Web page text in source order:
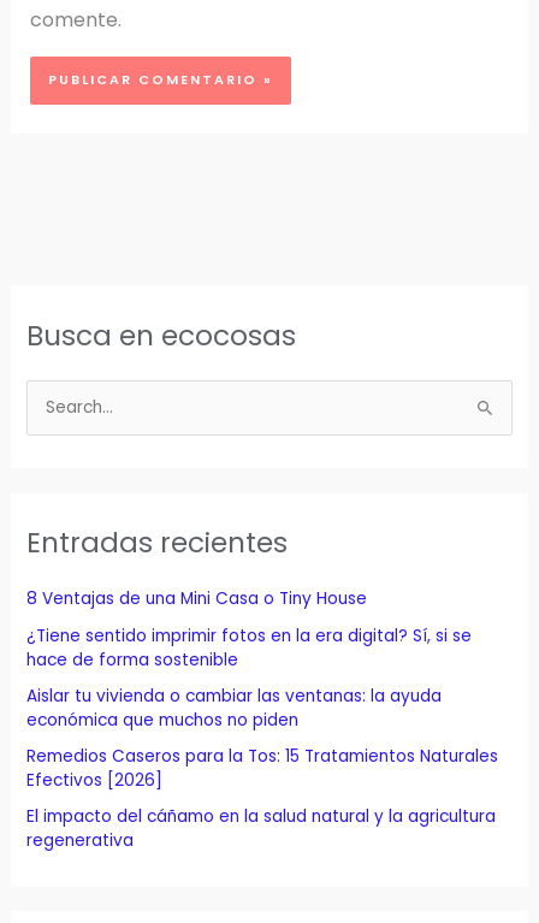
comente.
Busca en ecocosas
r
p
r
:
Entradas recientes
8 Ventajas de una Mini Casa o Tiny House
¿Tiene sentido imprimir fotos en la era digital? Sí, si se
hace de forma sostenible
Aislar tu vivienda o cambiar las ventanas: la ayuda
económica que muchos no piden
Remedios Caseros para la Tos: 15 Tratamientos Naturales
Efectivos [2026]
El impacto del cáñamo en la salud natural y la agricultura
regenerativa